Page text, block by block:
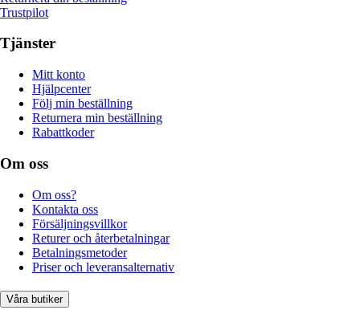
Trustpilot
Tjänster
Mitt konto
Hjälpcenter
Följ min beställning
Returnera min beställning
Rabattkoder
Om oss
Om oss?
Kontakta oss
Försäljningsvillkor
Returer och återbetalningar
Betalningsmetoder
Priser och leveransalternativ
Våra butiker